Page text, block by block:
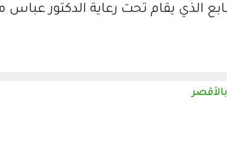
الذي يقام تحت رعاية الدكتور عباس